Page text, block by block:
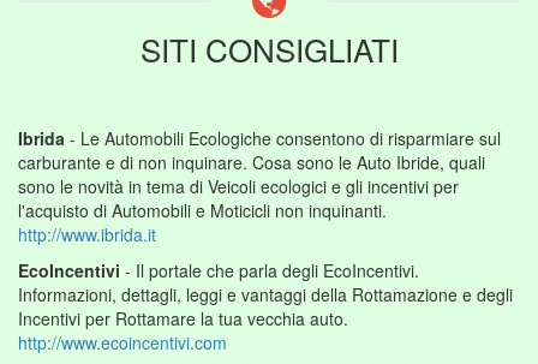
SITI CONSIGLIATI
Ibrida - Le Automobili Ecologiche consentono di risparmiare sul
carburante e di non inquinare. Cosa sono le Auto Ibride, quali
sono le novità in tema di Veicoli ecologici e gli incentivi per
l'acquisto di Automobili e Moticicli non inquinanti.
http://www.ibrida.it
EcoIncentivi - Il portale che parla degli EcoIncentivi.
Informazioni, dettagli, leggi e vantaggi della Rottamazione e degli
Incentivi per Rottamare la tua vecchia auto.
http://www.ecoincentivi.com